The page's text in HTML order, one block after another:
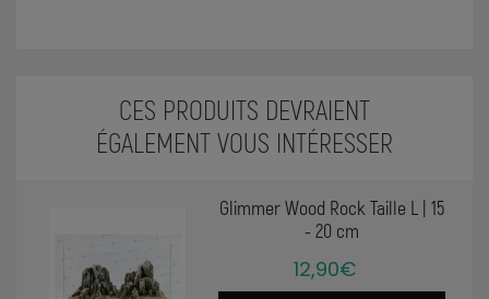
CES PRODUITS DEVRAIENT
ÉGALEMENT VOUS INTÉRESSER
Glimmer Wood Rock Taille L | 15
- 20 cm
12,90€